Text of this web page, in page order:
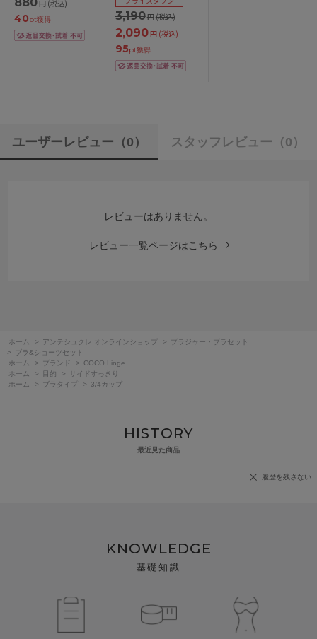
円 (税込)
40pt獲得
ンダー 65/70/75cm
3,190円(税込)
2,090円 (税込)
95pt獲得
ユーザーレビュー （0） スタッフレビュー （0）
レビューはありません。
レビュー一覧ページはこちら
ホーム > アンテシュクレ オンラインショップ >
ブラジャー・ブラセット
>
ブラ&ショーツセット
ホーム
> ブランド >
COCO Linge
ホーム
> 目的 >
サイドすっきり
ホーム
> ブラタイプ > 3/4カップ
HISTORY
最近見た商品
履歴を残さない
KNOWLEDGE
基礎知識